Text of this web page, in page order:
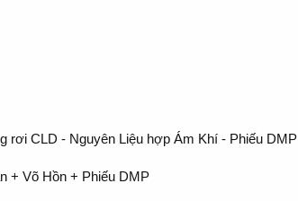
rơi CLD - Nguyên Liệu hợp Ám Khí - Phiếu DMP
+ Võ Hồn + Phiếu DMP